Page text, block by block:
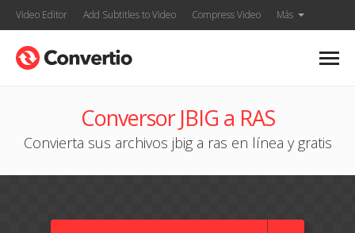
Video Editor Add Subtitles to Video Compress Video Más
Conversor JBIG a RAS
Convierta sus archivos jbig a ras en línea y gratis